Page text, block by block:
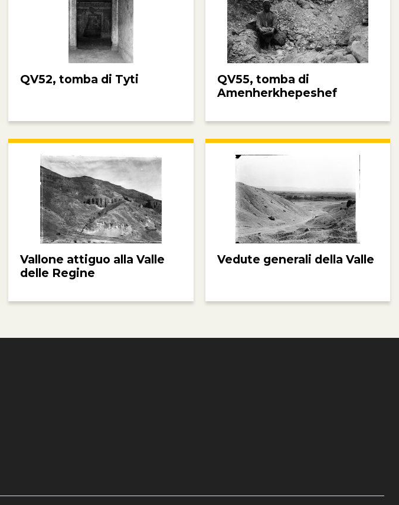
QV52, tomba di Tyti
QV55, tomba di
Amenherkhepeshef
Vallone attiguo alla Valle
delle Regine
Vedute generali della Valle